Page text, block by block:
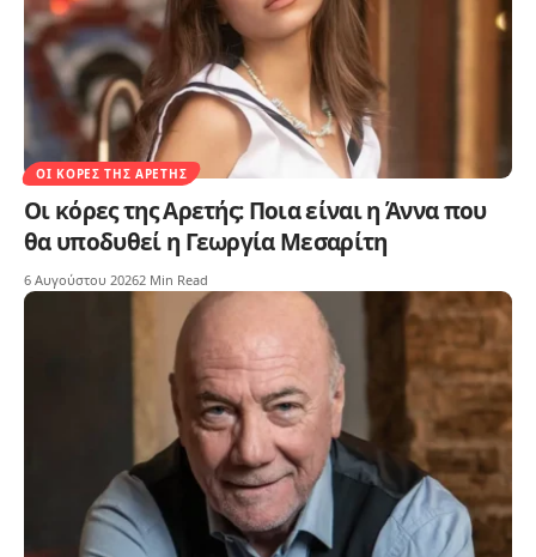
ΟΙ ΚΌΡΕΣ ΤΗΣ ΑΡΕΤΉΣ
Οι κόρες της Αρετής: Ποια είναι η Άννα που
θα υποδυθεί η Γεωργία Μεσαρίτη
6 Αυγούστου 20262 Min Read